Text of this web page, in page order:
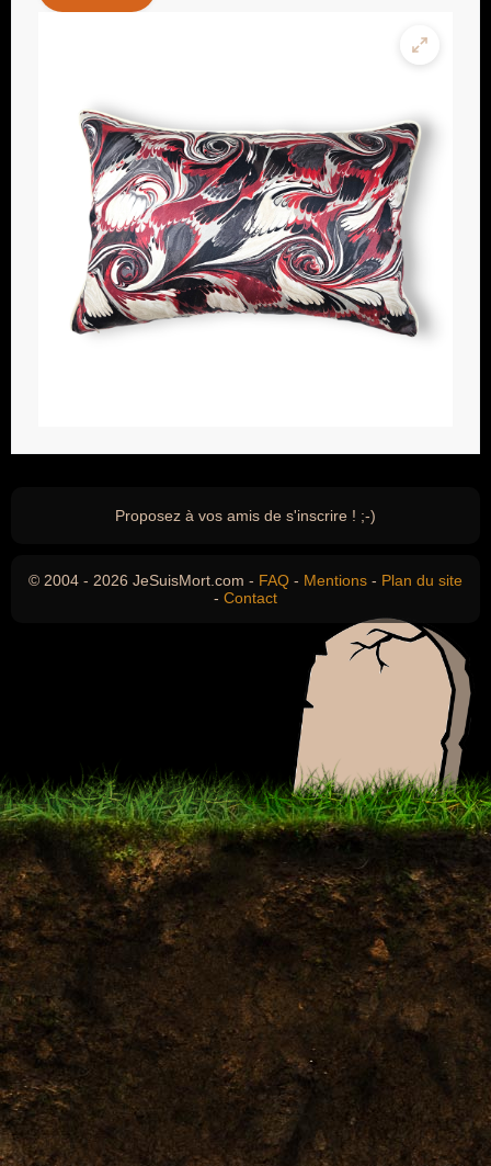
Proposez à vos amis de s'inscrire ! ;-)
© 2004 - 2026 JeSuisMort.com - FAQ - Mentions - Plan du site
- Contact